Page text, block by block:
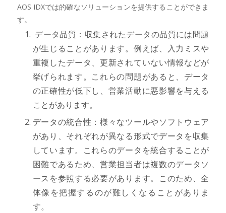
AOS IDXでは的確なソリューションを提供することができま
す。
データ品質：収集されたデータの品質には問題
が生じることがあります。例えば、入力ミスや
重複したデータ、更新されていない情報などが
挙げられます。これらの問題があると、データ
の正確性が低下し、営業活動に悪影響を与える
ことがあります。
データの統合性：様々なツールやソフトウェア
があり、それぞれが異なる形式でデータを収集
しています。これらのデータを統合することが
困難であるため、営業担当者は複数のデータソ
ースを参照する必要があります。このため、全
体像を把握するのが難しくなることがありま
す。